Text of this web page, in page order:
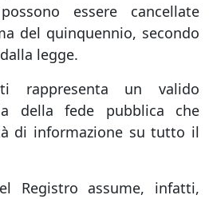
essere cancellate
del quinquennio, secondo
legge.
rappresenta un valido
della fede pubblica che
di informazione su tutto il
Registro assume, infatti,